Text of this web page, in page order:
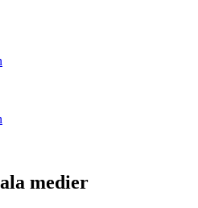
medier